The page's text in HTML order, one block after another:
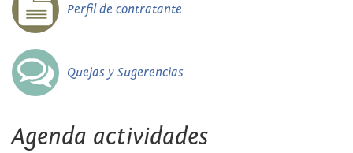
Perfil de contratante
Quejas y Sugerencias
Agenda actividades